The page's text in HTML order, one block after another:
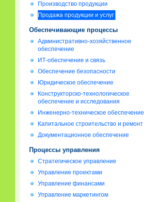
Производство продукции
Продажа продукции и услуг
Обеспечивающие процессы
Административно-хозяйственное
обеспечение
ИТ-обеспечение и связь
Обеспечение безопасности
Юридическое обеспечение
Конструкторско-технологическое
обеспечение и исследования
Инженерно-техническое обеспечение
Капитальное строительство и ремонт
Документационное обеспечение
Процессы управления
Стратегическое управление
Управление проектами
Управление финансами
Управление маркетингом